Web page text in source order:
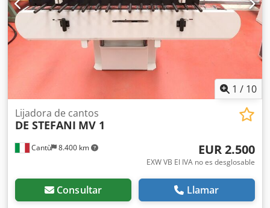
1 / 10
Cantù 8.400 km
Lijadora de cantos
DE STEFANI MV 1
EUR 2.500
EXW VB El IVA no es desglosable
Consultar Llamar